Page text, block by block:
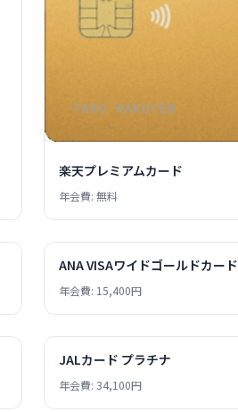
楽天プレミアムカード
年会費: 無料
ANA VISAワイドゴールドカード
年会費: 15,400円
JALカード プラチナ
年会費: 34,100円